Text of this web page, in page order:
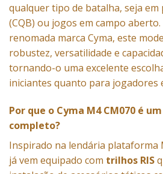
qualquer tipo de batalha, seja
(CQB) ou jogos em campo
renomada marca Cyma, este
robustez, versatilidade e
tornando-o uma excelente
iniciantes quanto para jogadores
Por que o Cyma M4 CM070 é
completo?
Inspirado na lendária plataforma
já vem equipado com trilhos RIS